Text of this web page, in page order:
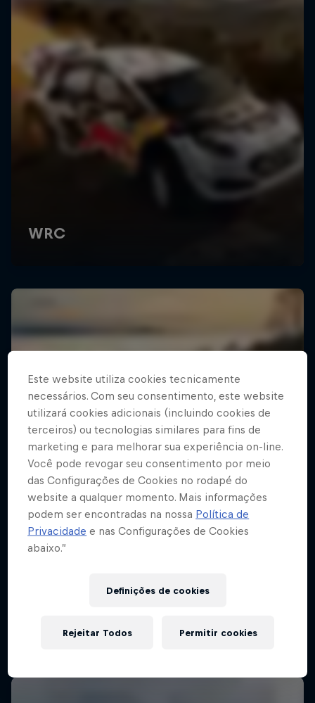
Este website utiliza cookies tecnicamente
necessários. Com seu consentimento, este website
utilizará cookies adicionais (incluindo cookies de
terceiros) ou tecnologias similares para fins de
marketing e para melhorar sua experiência on-line.
Você pode revogar seu consentimento por meio
das Configurações de Cookies no rodapé do
website a qualquer momento. Mais informações
podem ser encontradas na nossa Política de
Privacidade e nas Configurações de Cookies
abaixo.”
Definições de cookies
Rejeitar Todos Permitir cookies